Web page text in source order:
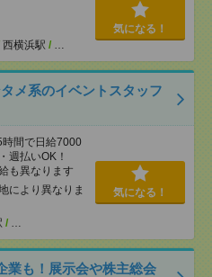
西横浜駅 / …
気になる！
メ系のイベントスタッフ
間で日給7000
払いOK！
も異なります
により異なりま
/ …
気になる！
業も！展示会や株主総会